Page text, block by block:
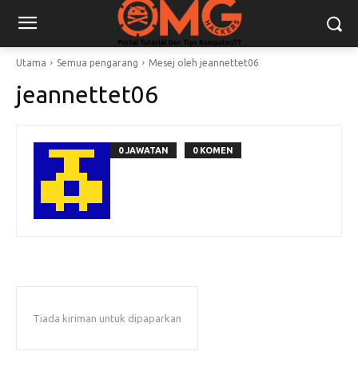
Utama Semua pengarang Mesej oleh jeannettet06
jeannettet06
0 JAWATAN 0 KOMEN
Tiada kiriman untuk dipaparkan